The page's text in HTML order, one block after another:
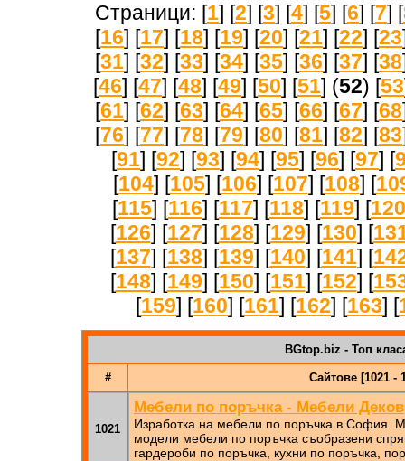
Страници: [1] [2] [3] [4] [5] [6] [7] [
[16] [17] [18] [19] [20] [21] [22] [23
[31] [32] [33] [34] [35] [36] [37] [38
[46] [47] [48] [49] [50] [51] (52) [53
[61] [62] [63] [64] [65] [66] [67] [68
[76] [77] [78] [79] [80] [81] [82] [83
[91] [92] [93] [94] [95] [96] [97] [
[104] [105] [106] [107] [108] [
[115] [116] [117] [118] [119] [120
[126] [127] [128] [129] [130] [
[137] [138] [139] [140] [141] [
[148] [149] [150] [151] [152] [
[159] [160] [161] [162] [163] [
BGtop.biz - Топ
# Сайтове [1021 -
1021
Мебели по поръчка - Мебели Деков
Изработка на мебели по поръчка в София.
модели мебели по поръчка съобразени
гардероби по поръчка, кухни по поръчка,